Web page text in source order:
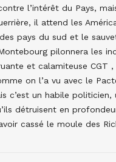
l’intérêt du Pays,
il attend les
pays du sud et le
pilonnera les
et calamiteuse CGT
on l’a vu avec le
c’est un habile
détruisent en
cassé le moule des